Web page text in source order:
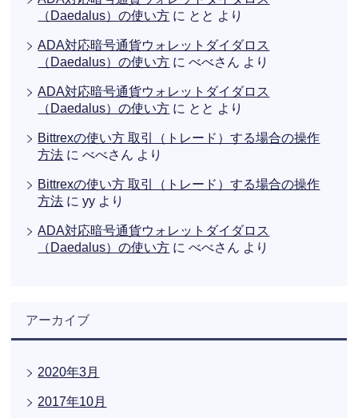
（Daedalus）の使い方 に とと より
ADA対応暗号通貨ウォレットダイダロス
（Daedalus）の使い方 にべべさん より
ADA対応暗号通貨ウォレットダイダロス
（Daedalus）の使い方 に とと より
Bittrexの使い方 取引（トレード）する場合の操作
方法 にべべさん より
Bittrexの使い方 取引（トレード）する場合の操作
方法 にyy より
ADA対応暗号通貨ウォレットダイダロス
（Daedalus）の使い方 にべべさん より
アーカイブ
2020年3月
2017年10月